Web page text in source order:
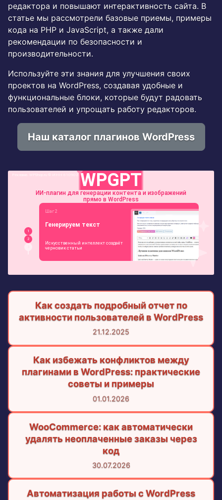
редактора и повышают интерактивность сайта. В
статье мы рассмотрели базовые приемы, примеры
кода на PHP и JavaScript, а также дали
рекомендации по безопасности и
производительности.
Используйте эти знания для улучшения своих
проектов на WordPress, создавая удобные и
функциональные блоки, которые будут радовать
пользователей и упрощать работу редакторов.
Наш каталог плагинов WordPress
Как создать подробный отчет по
активности пользователей в WordPress
21.12.2025
Как избежать конфликтов между
плагинами в WordPress: практические
советы и примеры
01.01.2026
WooCommerce: как автоматически
удалять неоплаченные заказы через
код
30.07.2026
Автоматизация работы с WordPress